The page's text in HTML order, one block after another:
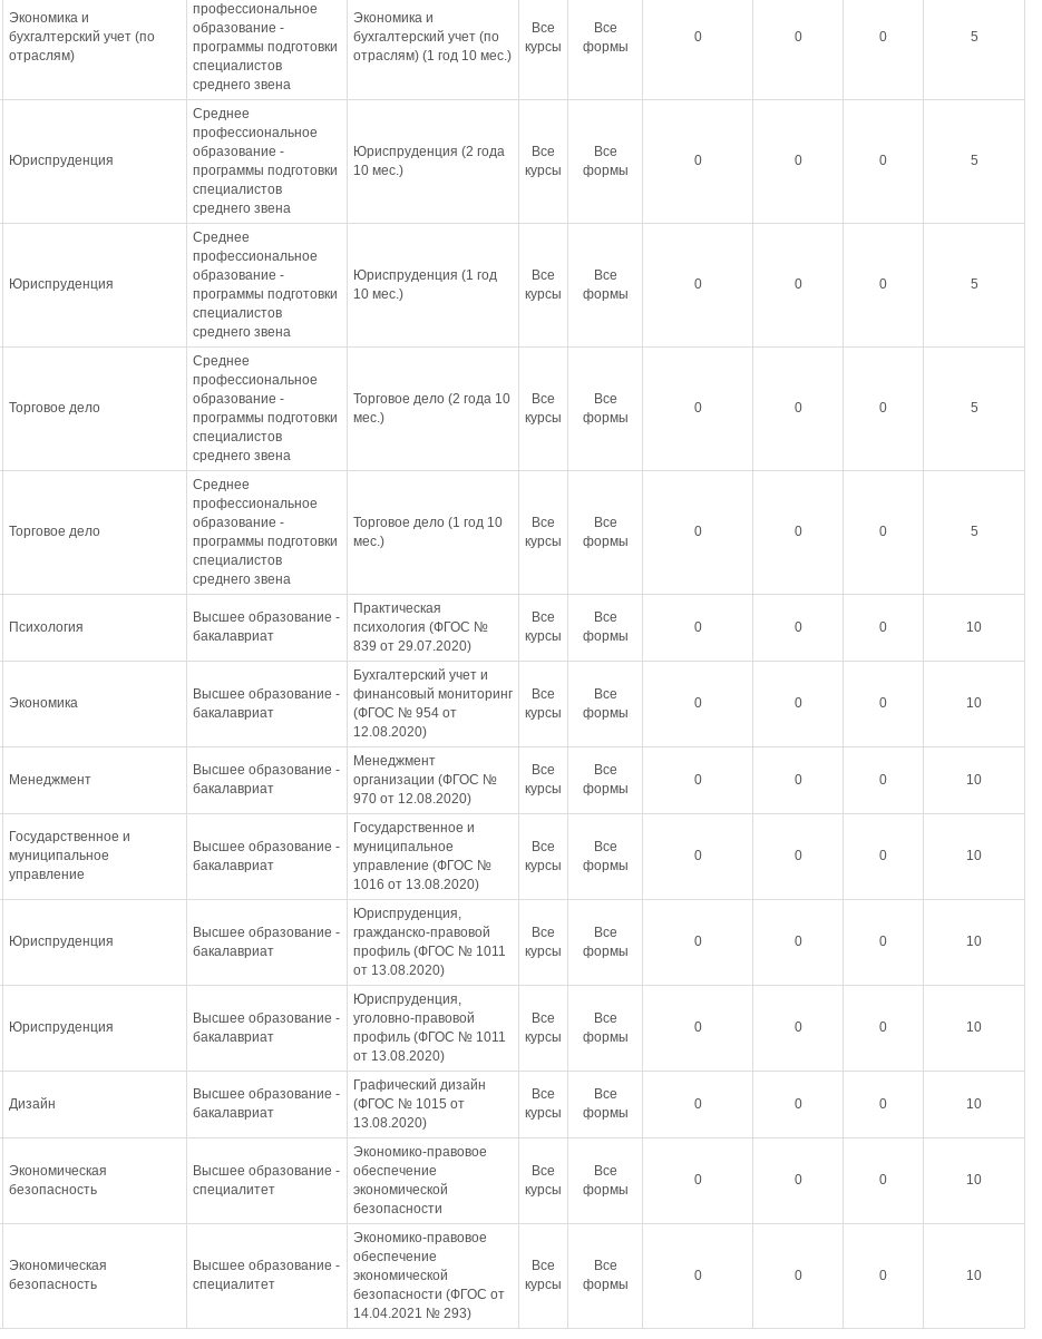
Экономика и
бухгалтерский учет (по
отраслям)
профессиональное
образование -
программы подготовки
специалистов
среднего звена
Экономика и
бухгалтерский учет (по
отраслям) (1 год 10 мес.)
Все
курсы
Все
формы
0 0 0 5
Юриспруденция
Среднее
профессиональное
образование -
программы подготовки
специалистов
среднего звена
Юриспруденция (2 года
10 мес.)
Все
курсы
Все
формы
0 0 0 5
Юриспруденция
Среднее
профессиональное
образование -
программы подготовки
специалистов
среднего звена
Юриспруденция (1 год
10 мес.)
Все
курсы
Все
формы
0 0 0 5
Торговое дело
Среднее
профессиональное
образование -
программы подготовки
специалистов
среднего звена
Торговое дело (2 года 10
мес.)
Все
курсы
Все
формы
0 0 0 5
Торговое дело
Среднее
профессиональное
образование -
программы подготовки
специалистов
среднего звена
Торговое дело (1 год 10
мес.)
Все
курсы
Все
формы
0 0 0 5
Психология
Высшее образование -
бакалавриат
Практическая
психология (ФГОС №
839 от 29.07.2020)
Все
курсы
Все
формы
0 0 0 10
Экономика
Высшее образование -
бакалавриат
Бухгалтерский учет и
финансовый мониторинг
(ФГОС № 954 от
12.08.2020)
Все
курсы
Все
формы
0 0 0 10
Менеджмент
Высшее образование -
бакалавриат
Менеджмент
организации (ФГОС №
970 от 12.08.2020)
Все
курсы
Все
формы
0 0 0 10
Государственное и
муниципальное
управление
Высшее образование -
бакалавриат
Государственное и
муниципальное
управление (ФГОС №
1016 от 13.08.2020)
Все
курсы
Все
формы
0 0 0 10
Юриспруденция
Высшее образование -
бакалавриат
Юриспруденция,
гражданско-правовой
профиль (ФГОС № 1011
от 13.08.2020)
Все
курсы
Все
формы
0 0 0 10
Юриспруденция
Высшее образование -
бакалавриат
Юриспруденция,
уголовно-правовой
профиль (ФГОС № 1011
от 13.08.2020)
Все
курсы
Все
формы
0 0 0 10
Дизайн
Высшее образование -
бакалавриат
Графический дизайн
(ФГОС № 1015 от
13.08.2020)
Все
курсы
Все
формы
0 0 0 10
Экономическая
безопасность
Высшее образование -
специалитет
Экономико-правовое
обеспечение
экономической
безопасности
Все
курсы
Все
формы
0 0 0 10
Экономическая
безопасность
Высшее образование -
специалитет
Экономико-правовое
обеспечение
экономической
безопасности (ФГОС от
14.04.2021 № 293)
Все
курсы
Все
формы
0 0 0 10